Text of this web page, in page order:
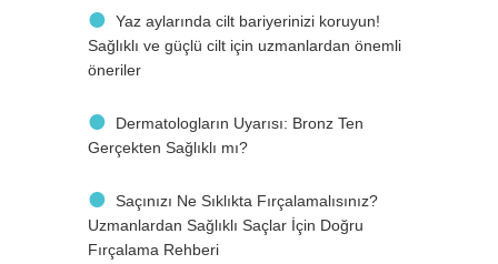
Yaz aylarında cilt bariyerinizi koruyun!
Sağlıklı ve güçlü cilt için uzmanlardan önemli
öneriler
Dermatologların Uyarısı: Bronz Ten
Gerçekten Sağlıklı mı?
Saçınızı Ne Sıklıkta Fırçalamalısınız?
Uzmanlardan Sağlıklı Saçlar İçin Doğru
Fırçalama Rehberi